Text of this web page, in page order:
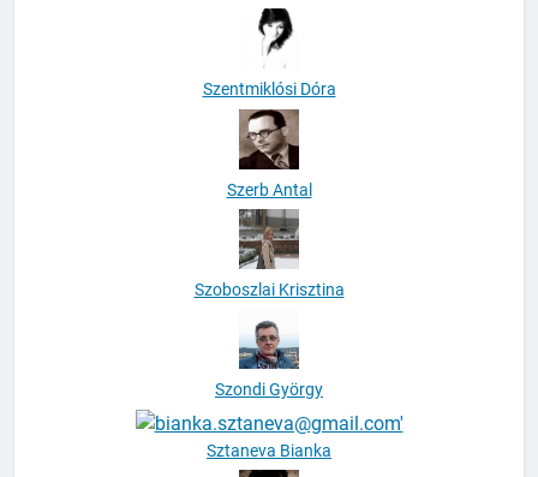
Szentmiklósi Dóra
Szerb Antal
Szoboszlai Krisztina
Szondi György
Sztaneva Bianka